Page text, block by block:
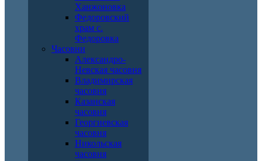
Ханжоновка
Федоровский
храм с.
Федоровка
Часовни
Александро-
Невская часовня
Владимирская
часовня
Казанская
часовня
Георгиевская
часовня
Никольская
часовня